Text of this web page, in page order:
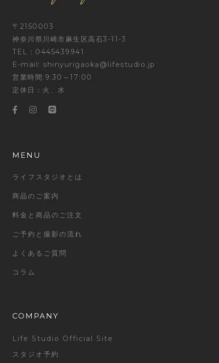
〒2150003
神奈川県川崎市麻生区高石3-11-3
TEL：0445439941
E-mail: shinyurigaoka@lifestudio.jp
営業時間:9:30～17:00
定休日：火、水
MENU
ライフスタジオとは
商品のご案内
料金と商品のご注文
ご予約と撮影の流れ
よくあるご質問
コラム
COMPANY
Life Studio Official Site
スタジオ予約